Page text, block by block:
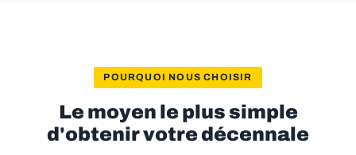
POURQUOI NOUS CHOISIR
Le moyen le plus simple
d'obtenir votre décennale